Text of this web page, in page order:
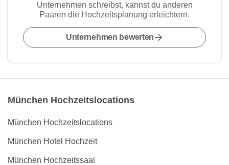
Unternehmen schreibst, kannst du anderen
Paaren die Hochzeitsplanung erleichtern.
Unternehmen bewerten
München Hochzeitslocations
München Hochzeitslocations
München Hotel Hochzeit
München Hochzeitssaal